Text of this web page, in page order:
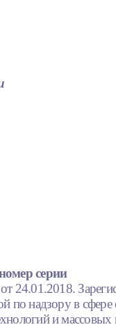
серии
по надзору в сфере
и массовых